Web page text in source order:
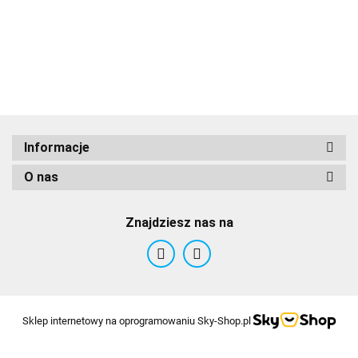
Informacje
O nas
Znajdziesz nas na
Sklep internetowy na oprogramowaniu Sky-Shop.pl